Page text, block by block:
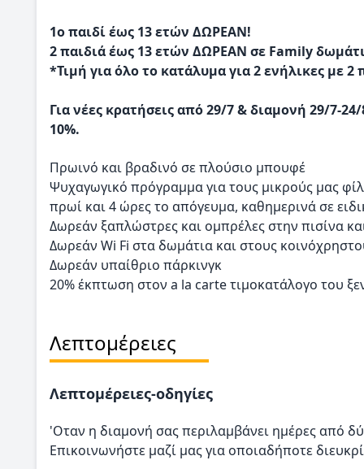
1ο παιδί έως 13 ετών ΔΩΡΕΑΝ!
2 παιδιά έως 13 ετών ΔΩΡΕΑΝ σε Family
*Τιμή για όλο το κατάλυμα για 2 ενήλικες με 2
Για νέες κρατήσεις από 29/7 & διαμονή 29/7-
10%.
Πρωινό και βραδινό σε πλούσιο μπουφέ
Ψυχαγωγικό πρόγραμμα για τους μικρούς μας
πρωί και 4 ώρες το απόγευμα, καθημερινά σε
Δωρεάν ξαπλώστρες και ομπρέλες στην πισίνα
Δωρεάν Wi Fi στα δωμάτια και στους
Δωρεάν υπαίθριο πάρκινγκ
20% έκπτωση στον a la carte τιμοκατάλογο του
Λεπτομέρειες
Λεπτομέρειες-οδηγίες
'Οταν η διαμονή σας περιλαμβάνει ημέρες από
Επικοινωνήστε μαζί μας για οποιαδήποτε